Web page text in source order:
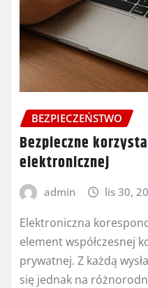
BEZPIECZEŃSTWO
Bezpieczne
elektronicznej
admin lis 30,
Elektroniczna
element współczesnej
prywatnej. Z każdą
się jednak na